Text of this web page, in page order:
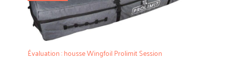
Évaluation : housse Wingfoil Prolimit Session